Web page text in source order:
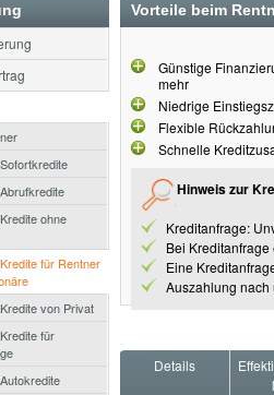
ohne
für Rentner
von Privat
für
Vorteile beim
Günstige
mehr
Niedrige
Flexible
Schnelle
Hinweis zur
Kreditanfrage:
Bei
Eine
Auszahlung nach
Details